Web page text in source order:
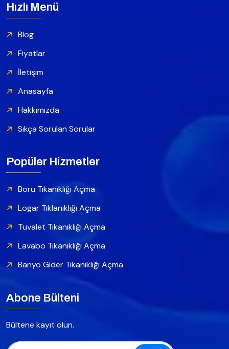
Hızlı Menü
Blog
Fiyatlar
İletişim
Anasayfa
Hakkımızda
Sıkça Sorulan Sorular
Popüler Hizmetler
Boru Tıkanıklığı Açma
Logar Tıklanıklığı Açma
Tuvalet Tıkanıklığı Açma
Lavabo Tıkanıklığı Açma
Banyo Gider Tıkanıklığı Açma
Abone Bülteni
Bültene kayıt olun.